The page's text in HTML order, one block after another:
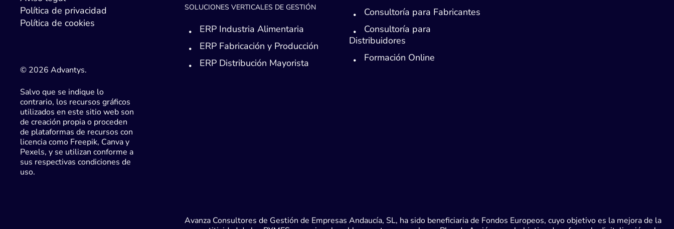
Política de privacidad
Política de cookies
© 2026 Advantys.
Salvo que se indique lo
contrario, los recursos gráficos
utilizados en este sitio web son
de creación propia o proceden
de plataformas de recursos con
licencia como Freepik, Canva y
Pexels, y se utilizan conforme a
sus respectivas condiciones de
uso.
SOLUCIONES VERTICALES DE GESTIÓN
ERP Industria Alimentaria
ERP Fabricación y Producción
ERP Distribución Mayorista
Avanza Consultores de Gestión de Empresas Andaucía, SL, ha sido beneficiaria de Fondos Europeos, cuyo objetivo es la mejora de la
Consultoría para Fabricantes
Consultoría para
Distribuidores
Formación Online